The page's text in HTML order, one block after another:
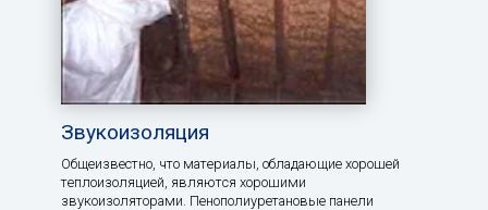
Звукоизоляция
Общеизвестно, что материалы, обладающие хорошей
теплоизоляцией, являются хорошими
звукоизоляторами. Пенополиуретановые панели